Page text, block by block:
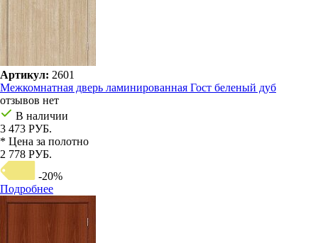
Артикул: 2601
Межкомнатная дверь ламинированная Гост беленый дуб
отзывов нет
В наличии
3 473 РУБ.
* Цена за полотно
2 778 РУБ.
-20%
Подробнее